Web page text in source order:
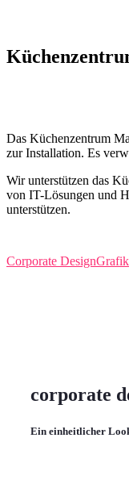
Das Küchenzentrum
zur Installation. Es
Wir unterstützen das
von IT-Lösungen und
unterstützen.
Corporate Design
corporate
Ein einheitlicher